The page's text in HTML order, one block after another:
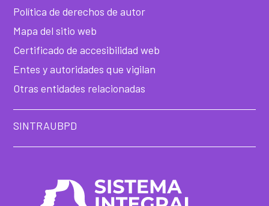
Política de derechos de autor
Mapa del sitio web
Certificado de accesibilidad web
Entes y autoridades que vigilan
Otras entidades relacionadas
SINTRAUBPD